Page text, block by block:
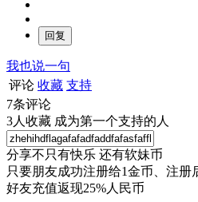
我也说一句
评论 收藏 支持
7条评论
3人收藏 成为第一个支持的人
分享不只有快乐 还有软妹币
只要朋友成功注册给1金币、注册
好友充值返现25%人民币